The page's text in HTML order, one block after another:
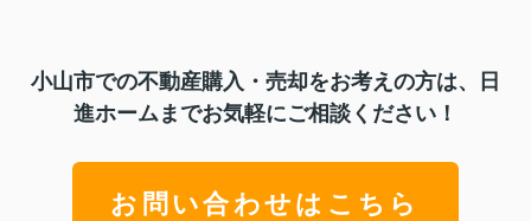
小山市での不動産購入・売却をお考えの方は、日
進ホームまでお気軽にご相談ください！
お問い合わせはこちら